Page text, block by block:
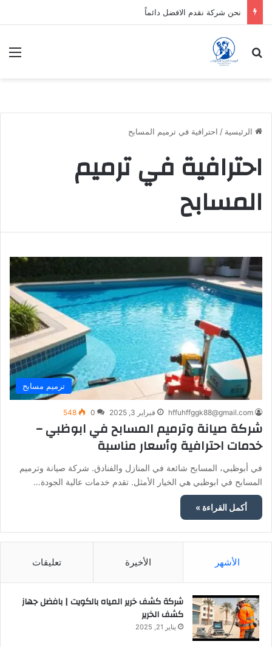
نحن شركة نقدم الافضل دائماً
بحث عن
الرئيسية / احترافية في ترميم المسابح
احترافية في ترميم
المسابح
ترميم مسابح
hffuhffggk88@gmail.com فبراير 3, 2025 0
548
شركة صيانة وترميم المسابح في ابوظبي –
خدمات احترافية وأسعار مناسبة
في أبوظبي، المسابح شائعة في المنازل والفنادق. شركة صيانة وترميم
المسابح في ابوظبي هي الخيار الأمثل. تقدم خدمات عالية الجودة…
أكمل القراءة »
الأشهر الأخيرة تعليقات
شركة كشف خرير المياه بالكويت | بافضل جهاز
كشف الخرير
يناير 21, 2025